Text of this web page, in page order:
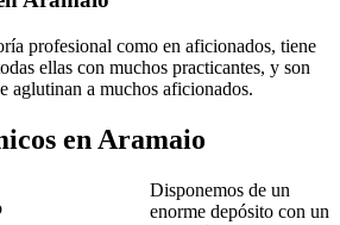
profesional como en aficionados, tiene
ellas con muchos practicantes, y son
aglutinan a muchos aficionados.
en Aramaio
Disponemos de un
enorme depósito con un